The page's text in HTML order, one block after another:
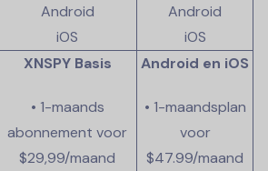
Android
iOS
Android
iOS
XNSPY Basis
• 1-maands
abonnement voor
$29,99/maand
Android en iOS
• 1-maandsplan
voor
$47.99/maand